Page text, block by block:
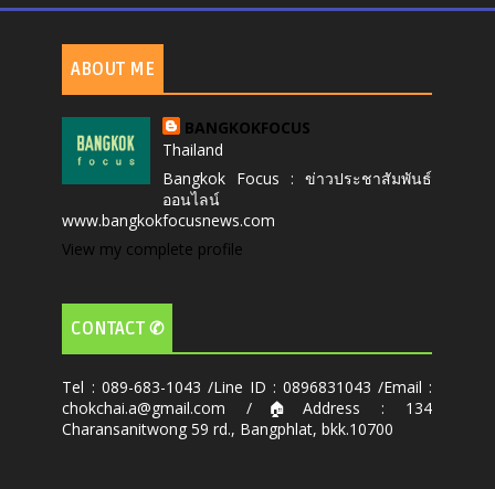
ABOUT ME
BANGKOKFOCUS
Thailand
Bangkok Focus : ข่าวประชาสัมพันธ์
ออนไลน์
www.bangkokfocusnews.com
View my complete profile
CONTACT ✆
Tel : 089-683-1043 /Line ID : 0896831043 /Email :
chokchai.a@gmail.com /🏠Address : 134
Charansanitwong 59 rd., Bangphlat, bkk.10700